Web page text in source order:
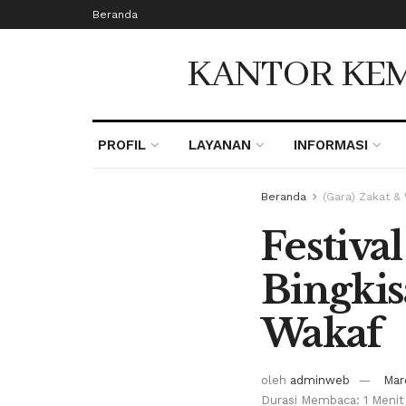
Beranda
KANTOR
PROFIL LAYANAN INFORMASI
Beranda (Gara) Zakat &
Wakaf
oleh adminweb
Durasi Membaca: 1 Menit